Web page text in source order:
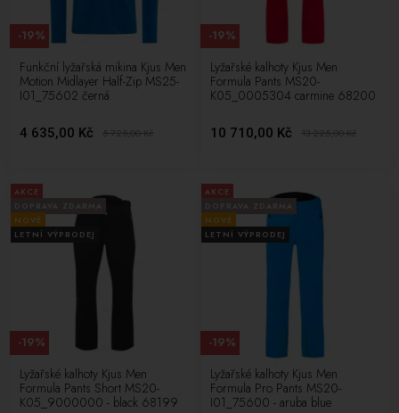
Funkční lyžařská mikina Kjus Men
Motion Midlayer Half-Zip MS25-
I01_75602 černá
4 635,00 Kč 5 725,00Kč
-19%
Lyžařské kalhoty Kjus Men
Formula Pants MS20-
K05_0005304 carmine 68200
10 710,00 Kč 13 225,00Kč
-19%
AKCE
NOVÉ
LETNÍ VÝPRODEJ
Lyžařské kalhoty Kjus Men
Formula Pants Short MS20-
K05_9000000 - black 68199
-19%
AKCE
NOVÉ
LETNÍ VÝPRODEJ
Lyžařské kalhoty Kjus Men
Formula Pro Pants MS20-
I01_75600 - aruba blue
-19%